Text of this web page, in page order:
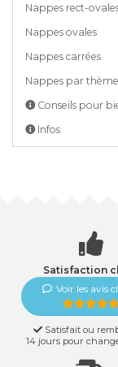
Nappes rect-
Nappes ovales
Nappes carrées
Nappes par thème
Conseils pour
Infos
Satisfaction
Voir les avis
Satisfait ou
14 jours pour